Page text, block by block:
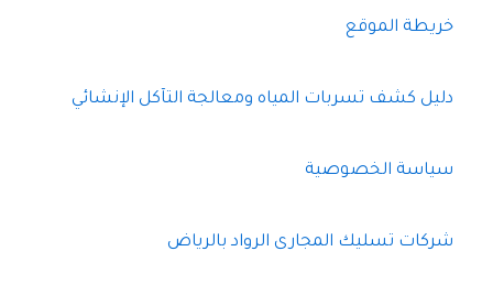
خريطة الموقع
دليل كشف تسربات المياه ومعالجة التآكل الإنشائي
سياسة الخصوصية
شركات تسليك المجارى الرواد بالرياض